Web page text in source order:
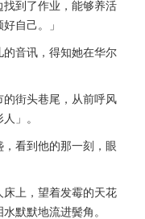
到了作业，能够养活
自己。」
音讯，得知她在华尔
街头巷尾，从前呼风
」。
看到他的那一刻，眼
上，望着发霉的天花
默默地流进鬓角。